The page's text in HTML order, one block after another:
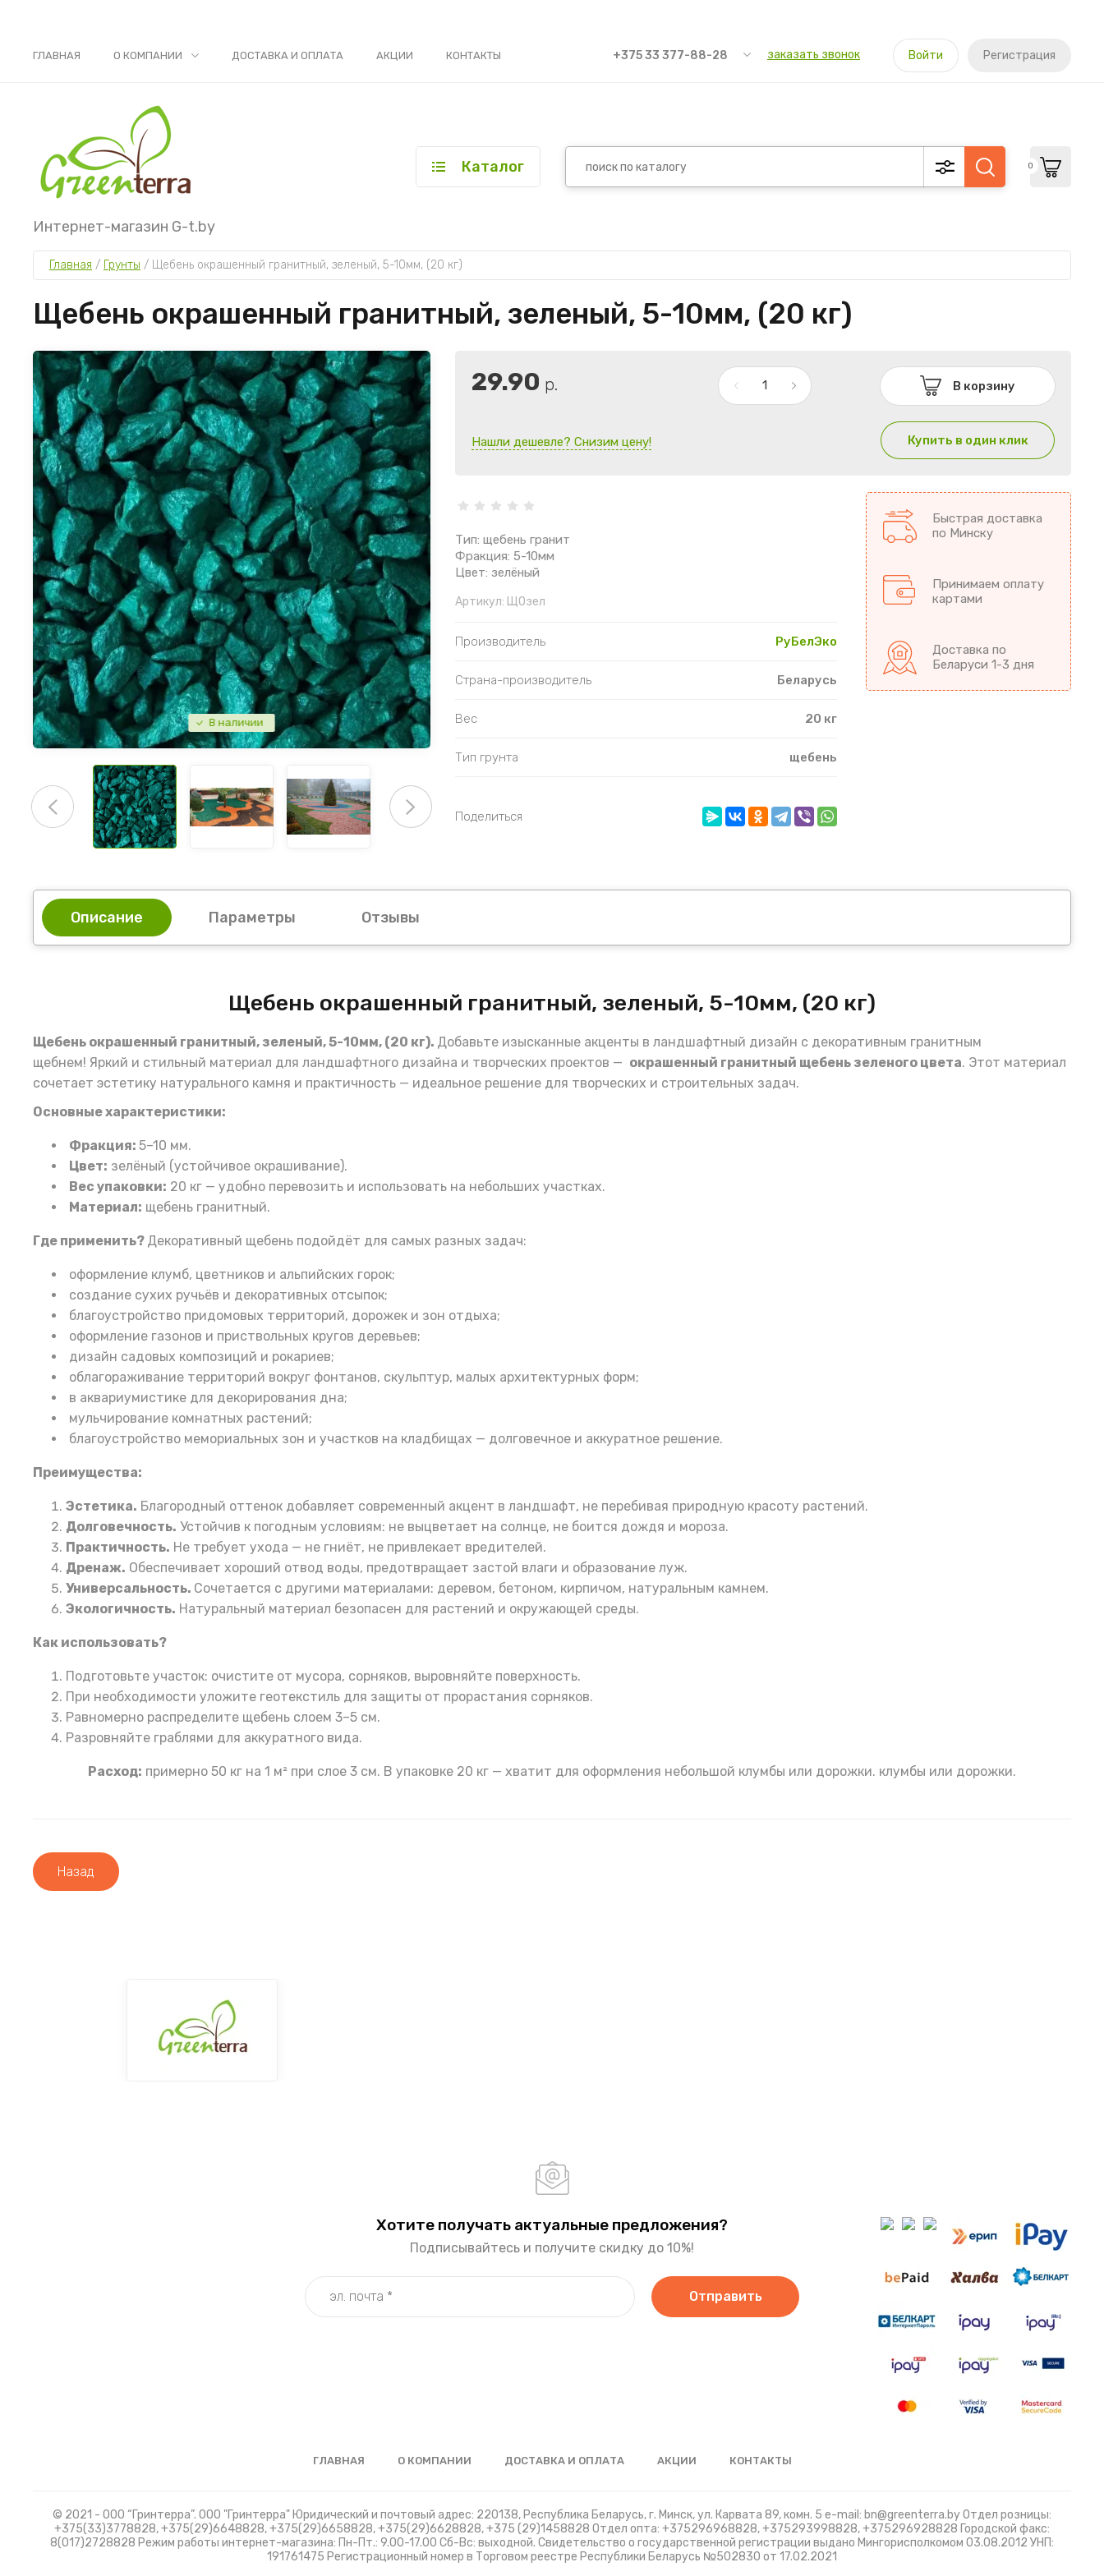
ГЛАВНАЯ О КОМПАНИИ ДОСТАВКА И ОПЛАТА АКЦИИ КОНТАКТЫ +375 33 377-88-28 заказать звонок Войти Регистрация
Интернет-магазин G-t.by
Каталог 0
Главная / Грунты / Щебень окрашенный гранитный, зеленый, 5-10мм, (20 кг)
Щебень окрашенный гранитный, зеленый, 5-10мм, (20 кг)
В наличии
29.90 р. В корзину
Купить в один клик
Нашли дешевле? Снизим цену!
Тип: щебень гранит
Фракция: 5-10мм
Цвет: зелёный
Артикул: ЩОзел
Производитель РуБелЭко
Страна-производитель Беларусь
Вес 20 кг
Тип грунта щебень
Поделиться
Быстрая доставка
по Минску
Принимаем оплату
картами
Доставка по
Беларуси 1-3 дня
Описание Параметры Отзывы
Щебень окрашенный гранитный, зеленый, 5-10мм, (20 кг)
Щебень окрашенный гранитный, зеленый, 5-10мм, (20 кг). Добавьте изысканные акценты в ландшафтный дизайн с декоративным гранитным
щебнем! Яркий и стильный материал для ландшафтного дизайна и творческих проектов — окрашенный гранитный щебень зеленого цвета. Этот материал
сочетает эстетику натурального камня и практичность — идеальное решение для творческих и строительных задач.
Основные характеристики:
Фракция: 5–10 мм.
Цвет: зелёный (устойчивое окрашивание).
Вес упаковки: 20 кг — удобно перевозить и использовать на небольших участках.
Материал: щебень гранитный.
Где применить? Декоративный щебень подойдёт для самых разных задач:
оформление клумб, цветников и альпийских горок;
создание сухих ручьёв и декоративных отсыпок;
благоустройство придомовых территорий, дорожек и зон отдыха;
оформление газонов и приствольных кругов деревьев;
дизайн садовых композиций и рокариев;
облагораживание территорий вокруг фонтанов, скульптур, малых архитектурных форм;
в аквариумистике для декорирования дна;
мульчирование комнатных растений;
благоустройство мемориальных зон и участков на кладбищах — долговечное и аккуратное решение.
Преимущества:
Эстетика. Благородный оттенок добавляет современный акцент в ландшафт, не перебивая природную красоту растений.
Долговечность. Устойчив к погодным условиям: не выцветает на солнце, не боится дождя и мороза.
Практичность. Не требует ухода — не гниёт, не привлекает вредителей.
Дренаж. Обеспечивает хороший отвод воды, предотвращает застой влаги и образование луж.
Универсальность. Сочетается с другими материалами: деревом, бетоном, кирпичом, натуральным камнем.
Экологичность. Натуральный материал безопасен для растений и окружающей среды.
Как использовать?
Подготовьте участок: очистите от мусора, сорняков, выровняйте поверхность.
При необходимости уложите геотекстиль для защиты от прорастания сорняков.
Равномерно распределите щебень слоем 3–5 см.
Разровняйте граблями для аккуратного вида.
Расход: примерно 50 кг на 1 м² при слое 3 см. В упаковке 20 кг — хватит для оформления небольшой клумбы или дорожки. клумбы или дорожки.
Назад
Хотите получать актуальные предложения?
Подписывайтесь и получите скидку до 10%!
Отправить
ГЛАВНАЯ О КОМПАНИИ ДОСТАВКА И ОПЛАТА АКЦИИ КОНТАКТЫ
© 2021 - ООО “Гринтерра”. ООО "Гринтерра" Юридический и почтовый адрес: 220138, Республика Беларусь, г. Минск, ул. Карвата 89, комн. 5 e-mail: bn@greenterra.by Отдел розницы:
+375(33)3778828, +375(29)6648828, +375(29)6658828, +375(29)6628828, +375 (29)1458828 Отдел опта: +375296968828, +375293998828, +375296928828 Городской факс:
8(017)2728828 Режим работы интернет-магазина: Пн-Пт.: 9.00-17.00 Сб-Вс: выходной. Свидетельство о государственной регистрации выдано Мингорисполкомом 03.08.2012 УНП:
191761475 Регистрационный номер в Торговом реестре Республики Беларусь №502830 от 17.02.2021